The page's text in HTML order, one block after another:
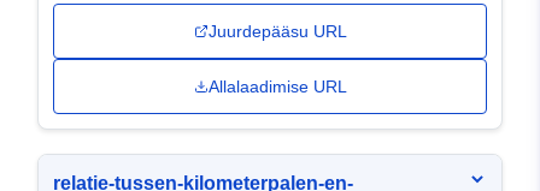
Juurdepääsu URL
Allalaadimise URL
relatie-tussen-kilometerpalen-en-